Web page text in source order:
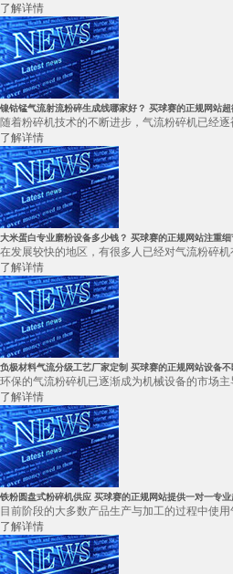
了解详情
镍钴锰气流射流粉碎生成线哪家好？ 买球赛的正规网站
随着粉碎机技术的不断进步，气流粉碎机已经
了解详情
大米蛋白专业磨粉设备多少钱？ 买球赛的正规网站注重
在发展较快的地区，有很多人已经对气流粉碎
了解详情
负极材料气流分级工艺厂家定制 买球赛的正规网站设备
环保的气流粉碎机已逐渐成为机械设备的市场
了解详情
铁粉圆盘式粉碎机供应 买球赛的正规网站提供一对一专
目前阶段的大多数产品生产与加工的过程中使
了解详情